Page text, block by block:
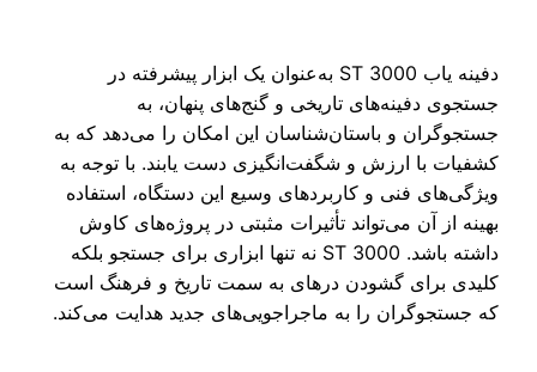
دفینه یاب ST 3000 به‌عنوان یک ابزار پیشرفته در
جستجوی دفینه‌های تاریخی و گنج‌های پنهان، به
جستجوگران و باستان‌شناسان این امکان را می‌دهد که به
کشفیات با ارزش و شگفت‌انگیزی دست یابند. با توجه به
ویژگی‌های فنی و کاربردهای وسیع این دستگاه، استفاده
بهینه از آن می‌تواند تأثیرات مثبتی در پروژه‌های کاوش
داشته باشد. ST 3000 نه تنها ابزاری برای جستجو بلکه
کلیدی برای گشودن درهای به سمت تاریخ و فرهنگ است
که جستجوگران را به ماجراجویی‌های جدید هدایت می‌کند.